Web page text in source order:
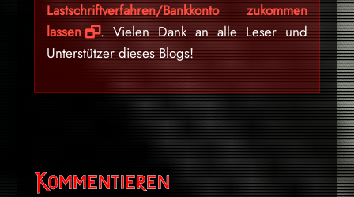
Lastschriftverfahren/Bankkonto zukommen
lassen
. Vielen Dank an alle Leser und
Unterstützer dieses Blogs!
Kommentieren